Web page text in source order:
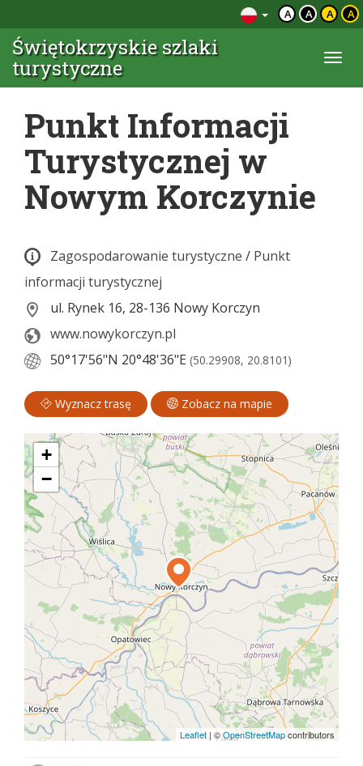
A A A A
Świętokrzyskie szlaki
turystyczne
Punkt Informacji
Turystycznej w
Nowym Korczynie
Zagospodarowanie turystyczne / Punkt
informacji turystycznej
ul. Rynek 16, 28-136 Nowy Korczyn
www.nowykorczyn.pl
50°17'56"N 20°48'36"E (50.29908, 20.8101)
Wyznacz trasę Zobacz na mapie
+
−
Leaflet | ©OpenStreetMapcontributors